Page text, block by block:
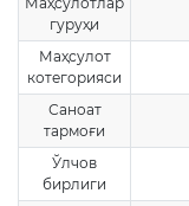
гуруҳи
Маҳсулот
котегорияси
Саноат
тармоғи
Ўлчов
бирлиги